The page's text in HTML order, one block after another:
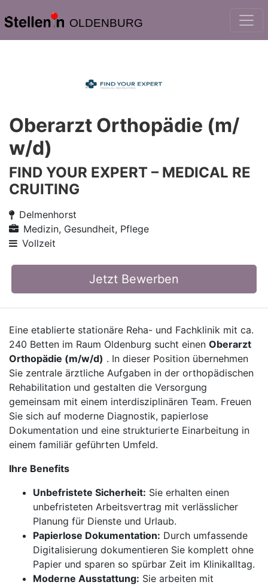
OLDENBURG
Oberarzt Orthopädie (m/
w/d)
FIND YOUR EXPERT – MEDICAL RE
CRUITING
Delmenhorst
Medizin, Gesundheit, Pflege
Vollzeit
Jetzt Bewerben
Eine etablierte stationäre Reha- und Fachklinik mit ca.
240 Betten im Raum Oldenburg sucht einen Oberarzt
Orthopädie (m/w/d) . In dieser Position übernehmen
Sie zentrale ärztliche Aufgaben in der orthopädischen
Rehabilitation und gestalten die Versorgung
gemeinsam mit einem interdisziplinären Team. Freuen
Sie sich auf moderne Diagnostik, papierlose
Dokumentation und eine strukturierte Einarbeitung in
einem familiär geführten Umfeld.
Ihre Benefits
Unbefristete Sicherheit: Sie erhalten einen
unbefristeten Arbeitsvertrag mit verlässlicher
Planung für Dienste und Urlaub.
Papierlose Dokumentation: Durch umfassende
Digitalisierung dokumentieren Sie komplett ohne
Papier und sparen so spürbar Zeit im Klinikalltag.
Moderne Ausstattung: Sie arbeiten mit